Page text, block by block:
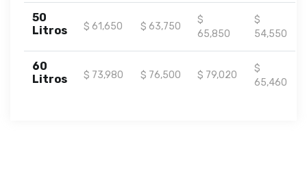
50
Litros
$ 61,650 $ 63,750
$
65,850
$
54,550
60
Litros
$ 73,980 $ 76,500 $ 79,020
$
65,460